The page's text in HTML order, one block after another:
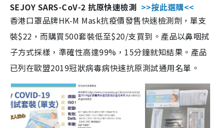
SEJOY SARS-CoV-2 抗原快速檢測 >>按此選購<<
香港口罩品牌HK-M Mask抗疫價發售快速檢測劑，單支
裝$22，而購買500套裝低至$20/支買到。產品以鼻咽拭
子方式採樣，準確性高達99%，15分鐘就知結果。產品
已列在歐盟2019冠狀病毒病快速抗原測試通用名單。